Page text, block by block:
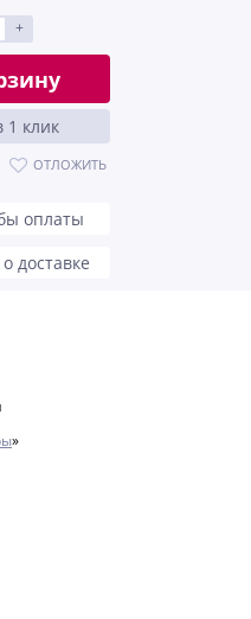
»
+
1 клик
ОТЛОЖИТЬ
оплаты
доставке